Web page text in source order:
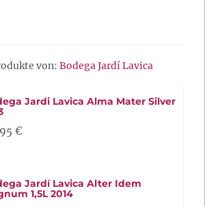
von: Bodega Jardí Lavica
Jardi Lavica Alma Mater Silver
€
Jardí Lavica Alter Idem
1,5L 2014